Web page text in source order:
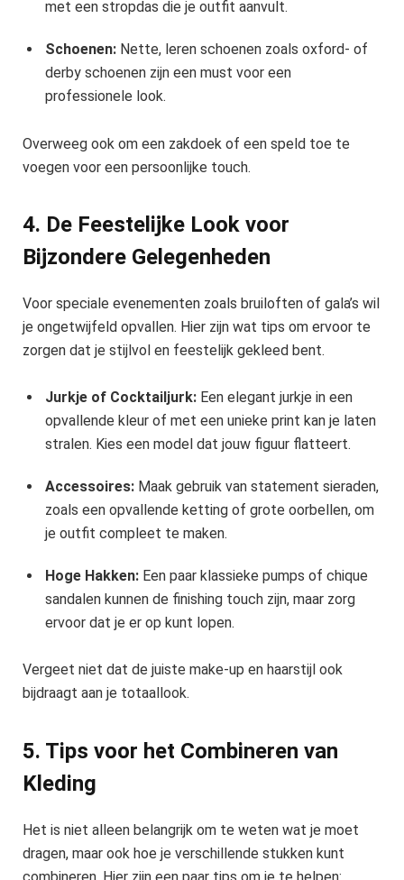
met een stropdas die je outfit aanvult.
Schoenen: Nette, leren schoenen zoals oxford- of
derby schoenen zijn een must voor een
professionele look.
Overweeg ook om een zakdoek of een speld toe te
voegen voor een persoonlijke touch.
4. De Feestelijke Look voor
Bijzondere Gelegenheden
Voor speciale evenementen zoals bruiloften of gala’s wil
je ongetwijfeld opvallen. Hier zijn wat tips om ervoor te
zorgen dat je stijlvol en feestelijk gekleed bent.
Jurkje of Cocktailjurk: Een elegant jurkje in een
opvallende kleur of met een unieke print kan je laten
stralen. Kies een model dat jouw figuur flatteert.
Accessoires: Maak gebruik van statement sieraden,
zoals een opvallende ketting of grote oorbellen, om
je outfit compleet te maken.
Hoge Hakken: Een paar klassieke pumps of chique
sandalen kunnen de finishing touch zijn, maar zorg
ervoor dat je er op kunt lopen.
Vergeet niet dat de juiste make-up en haarstijl ook
bijdraagt aan je totaallook.
5. Tips voor het Combineren van
Kleding
Het is niet alleen belangrijk om te weten wat je moet
dragen, maar ook hoe je verschillende stukken kunt
combineren. Hier zijn een paar tips om je te helpen: